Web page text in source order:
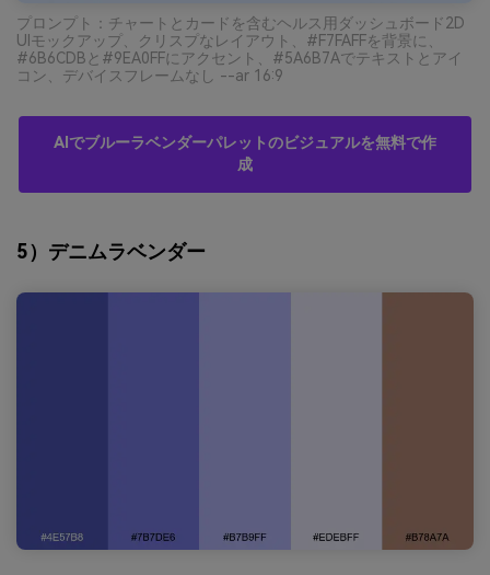
プロンプト：チャートとカードを含むヘルス用ダッシュボード2D
UIモックアップ、クリスプなレイアウト、#F7FAFFを背景に、
#6B6CDBと#9EA0FFにアクセント、#5A6B7Aでテキストとアイ
コン、デバイスフレームなし --ar 16:9
AIでブルーラベンダーパレットのビジュアルを無料で作
成
5）デニムラベンダー